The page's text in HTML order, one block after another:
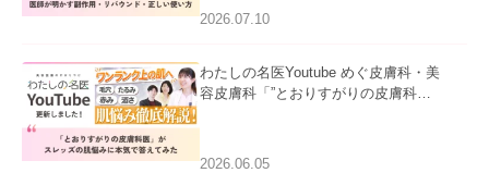
た。
2026.07.10
わたしの名医Youtube めぐ皮膚科・美
容皮膚科「”とおりすがりの皮膚科
2026.06.05